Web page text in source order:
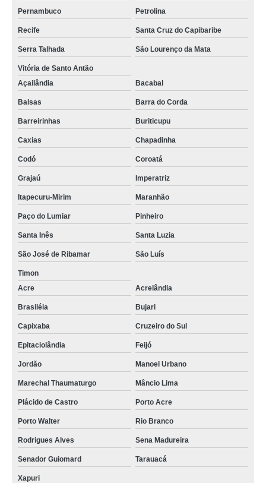
Pernambuco Petrolina
Recife Santa Cruz do Capibaribe
Serra Talhada São Lourenço da Mata
Vitória de Santo Antão
Açailândia
Bacabal
Balsas Barra do Corda
Barreirinhas Buriticupu
Caxias Chapadinha
Codó Coroatá
Grajaú Imperatriz
Itapecuru-Mirim Maranhão
Paço do Lumiar Pinheiro
Santa Inês Santa Luzia
São José de Ribamar São Luís
Timon
Acre
Acrelândia
Brasiléia Bujari
Capixaba Cruzeiro do Sul
Epitaciolândia Feijó
Jordão Manoel Urbano
Marechal Thaumaturgo Mâncio Lima
Plácido de Castro Porto Acre
Porto Walter Rio Branco
Rodrigues Alves Sena Madureira
Senador Guiomard Tarauacá
Xapuri